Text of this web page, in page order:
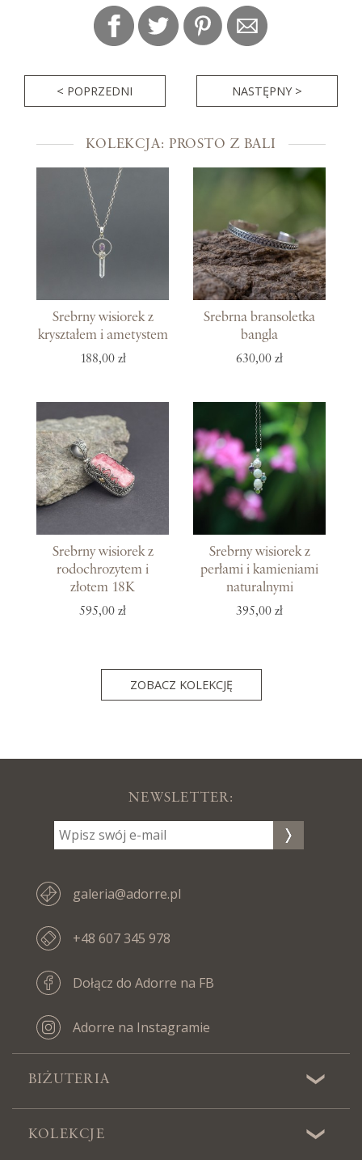
< POPRZEDNI NASTĘPNY >
KOLEKCJA: PROSTO Z BALI
Srebrny wisiorek z
kryształem i ametystem
188,00 zł
Srebrna bransoletka
bangla
630,00 zł
Srebrny wisiorek z
rodochrozytem i
złotem 18K
595,00 zł
Srebrny wisiorek z
perłami i kamieniami
naturalnymi
395,00 zł
ZOBACZ KOLEKCJĘ
NEWSLETTER:
galeria@adorre.pl
+48 607 345 978
Dołącz do Adorre na FB
Adorre na Instagramie
BIŻUTERIA
KOLEKCJE